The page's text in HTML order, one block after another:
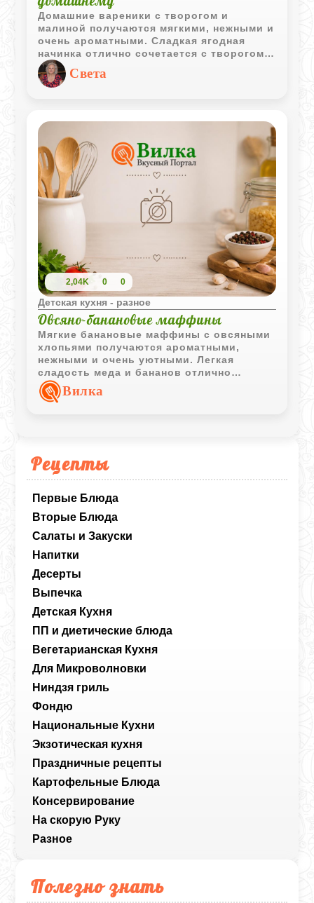
Рецепты
Первые Блюда
Вторые Блюда
Салаты и Закуски
Напитки
Десерты
Выпечка
Детская Кухня
ПП и диетические блюда
Вегетарианская Кухня
Для Микроволновки
Ниндзя гриль
Фондю
Национальные Кухни
Экзотическая кухня
Праздничные рецепты
Картофельные Блюда
Консервирование
На скорую Руку
Разное
Полезно знать
Домашние вареники с творогом и
малиной получаются мягкими, нежными и
очень ароматными. Сладкая ягодная
начинка отлично сочетается с творогом и
делает блюдо особенно уютным для
семейного завтрака или полдника.
Света
2,04K 0 0
Детская кухня - разное
Овсяно-банановые маффины
Мягкие банановые маффины с овсяными
хлопьями получаются ароматными,
нежными и очень уютными. Легкая
сладость меда и бананов отлично
сочетается с орехами, а румяная
верхушка делает выпечку особенно
Вилка